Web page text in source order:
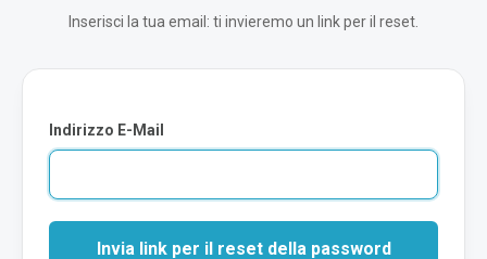
Inserisci la tua email: ti invieremo un link per il reset.
Indirizzo E-Mail
Invia link per il reset della password